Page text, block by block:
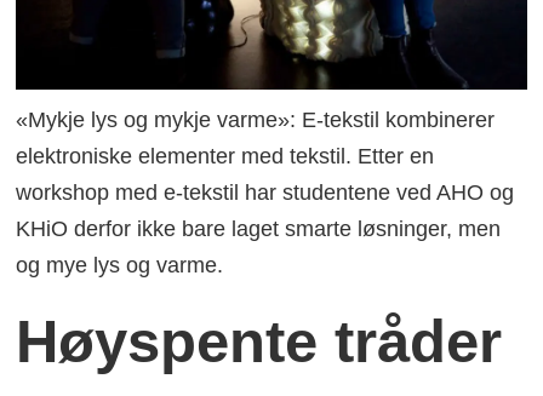
«Mykje lys og mykje varme»: E-tekstil kombinerer
elektroniske elementer med tekstil. Etter en
workshop med e-tekstil har studentene ved AHO og
KHiO derfor ikke bare laget smarte løsninger, men
og mye lys og varme.
Høyspente tråder